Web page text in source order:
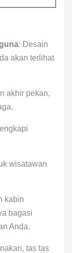
: Desain
akan terlihat
akhir pekan,
wisatawan
kabin
bagasi
Anda.
tas tas